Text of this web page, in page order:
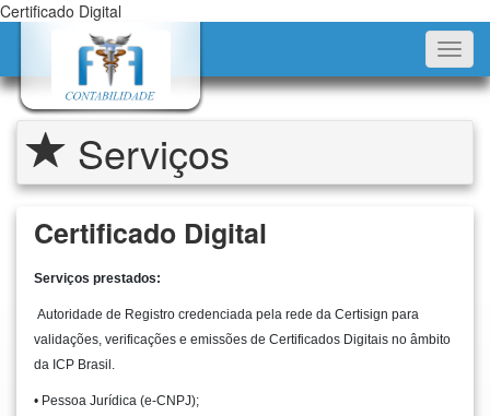
Certificado Digital
Serviços
Certificado Digital
Serviços prestados:
Autoridade de Registro credenciada pela rede da Certisign para
validações, verificações e emissões de Certificados Digitais no âmbito
da ICP Brasil.
• Pessoa Jurídica (e-CNPJ);